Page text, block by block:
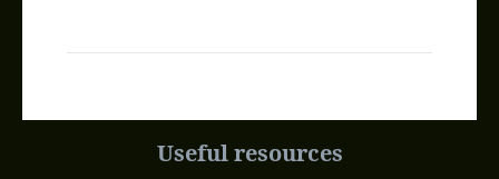
RDC, une république
Un projet de réforme du
Useful resources